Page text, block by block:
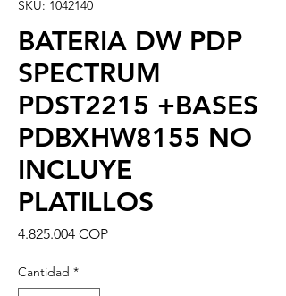
SKU: 1042140
BATERIA DW PDP
SPECTRUM
PDST2215 +BASES
PDBXHW8155 NO
INCLUYE
PLATILLOS
4.825.004 COPPrecio
Cantidad *